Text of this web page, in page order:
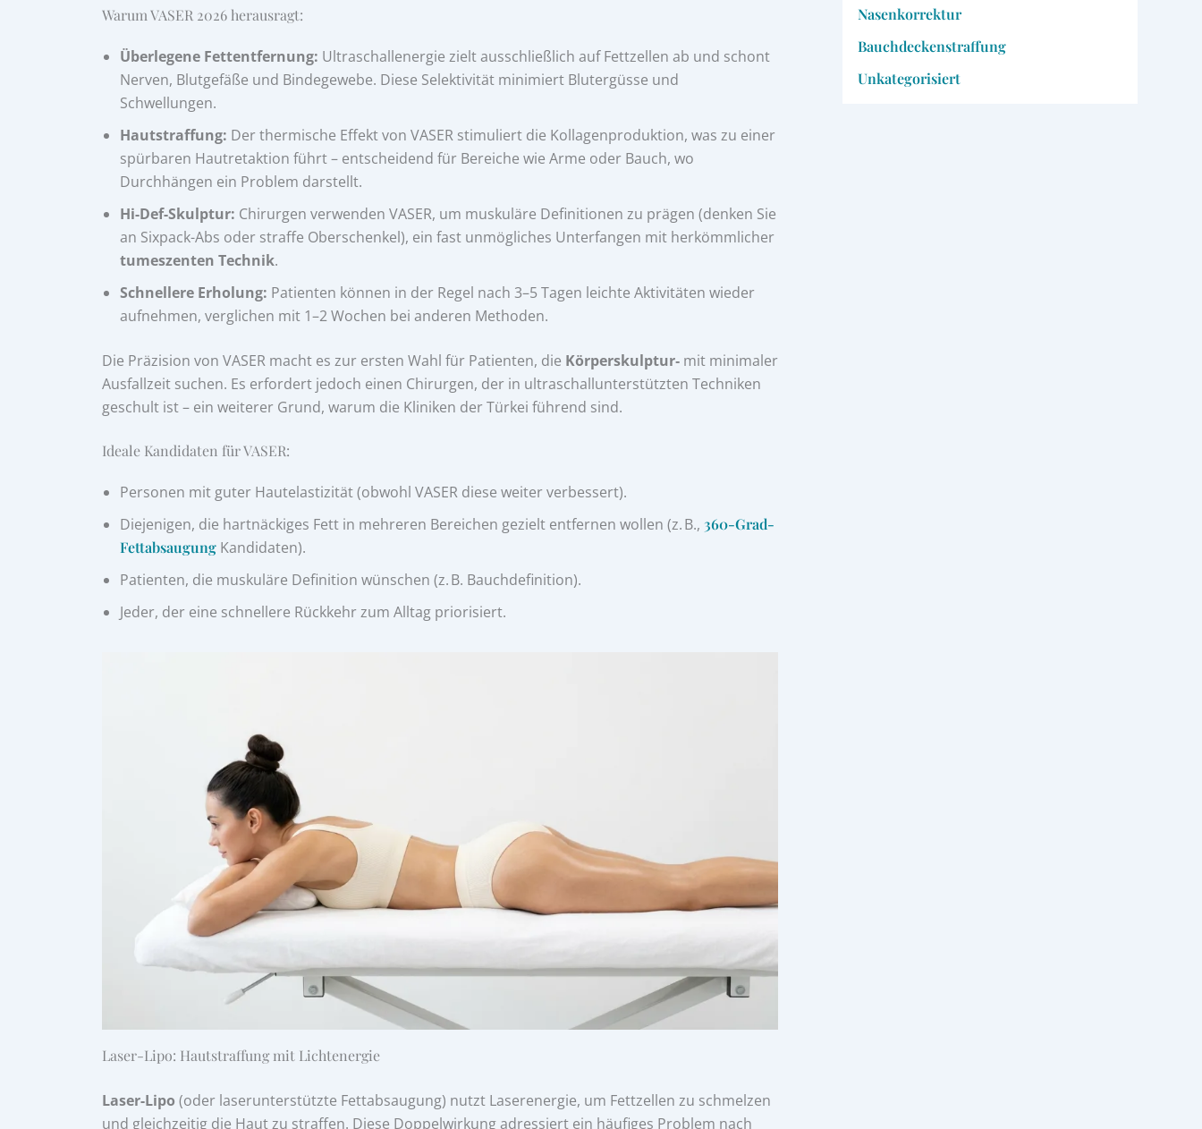
Warum VASER 2026 herausragt:
Überlegene Fettentfernung: Ultraschallenergie zielt ausschließlich auf Fettzellen ab und schont
Nerven, Blutgefäße und Bindegewebe. Diese Selektivität minimiert Blutergüsse und
Schwellungen.
Hautstraffung: Der thermische Effekt von VASER stimuliert die Kollagenproduktion, was zu einer
spürbaren Hautretaktion führt – entscheidend für Bereiche wie Arme oder Bauch, wo
Durchhängen ein Problem darstellt.
Hi-Def-Skulptur: Chirurgen verwenden VASER, um muskuläre Definitionen zu prägen (denken Sie
an Sixpack-Abs oder straffe Oberschenkel), ein fast unmögliches Unterfangen mit herkömmlicher
tumeszenten Technik.
Schnellere Erholung: Patienten können in der Regel nach 3–5 Tagen leichte Aktivitäten wieder
aufnehmen, verglichen mit 1–2 Wochen bei anderen Methoden.
Die Präzision von VASER macht es zur ersten Wahl für Patienten, die Körperskulptur‑ mit minimaler
Ausfallzeit suchen. Es erfordert jedoch einen Chirurgen, der in ultraschallunterstützten Techniken
geschult ist – ein weiterer Grund, warum die Kliniken der Türkei führend sind.
Ideale Kandidaten für VASER:
Personen mit guter Hautelastizität (obwohl VASER diese weiter verbessert).
Diejenigen, die hartnäckiges Fett in mehreren Bereichen gezielt entfernen wollen (z. B., 360-Grad-
Fettabsaugung Kandidaten).
Patienten, die muskuläre Definition wünschen (z. B. Bauchdefinition).
Jeder, der eine schnellere Rückkehr zum Alltag priorisiert.
Laser-Lipo: Hautstraffung mit Lichtenergie
Laser-Lipo (oder laserunterstützte Fettabsaugung) nutzt Laserenergie, um Fettzellen zu schmelzen
und gleichzeitig die Haut zu straffen. Diese Doppelwirkung adressiert ein häufiges Problem nach
Nasenkorrektur
Bauchdeckenstraffung
Unkategorisiert